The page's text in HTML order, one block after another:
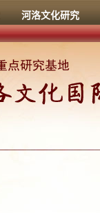
河洛文化研究